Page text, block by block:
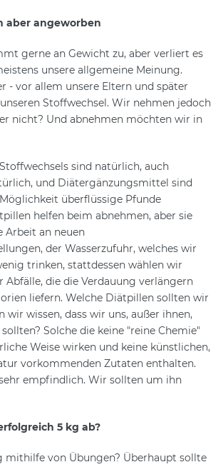
aber angeworben
gerne an Gewicht zu, aber verliert es
unsere allgemeine Meinung.
- vor allem unsere Eltern und später
Stoffwechsel. Wir nehmen jedoch
nicht? Und abnehmen möchten wir in
sind natürlich, auch
und Diätergänzungsmittel sind
überflüssige Pfunde
helfen beim abnehmen, aber sie
Arbeit an neuen
der Wasserzufuhr, welches wir
trinken, stattdessen wählen wir
Abfälle, die die Verdauung verlängern
liefern. Welche Diätpillen sollten wir
wir wissen, dass wir uns, außer ihnen,
Solche die keine "reine Chemie"
Weise wirken und keine künstlichen,
vorkommenden Zutaten enthalten.
empfindlich. Wir sollten um ihn
5 kg ab?
mithilfe von Übungen? Überhaupt sollte